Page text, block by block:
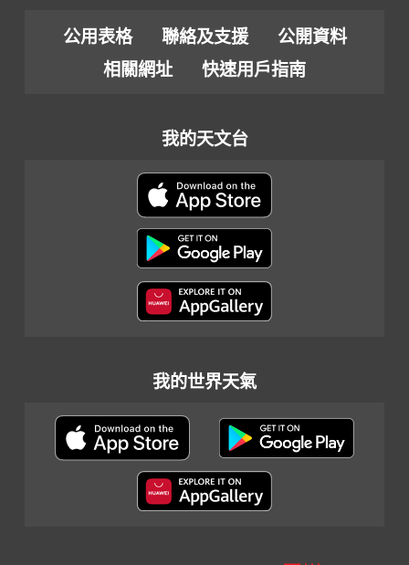
公用表格 聯絡及支援
公開資料
相關網址
快速用戶指南
我的天文台
我的世界天氣